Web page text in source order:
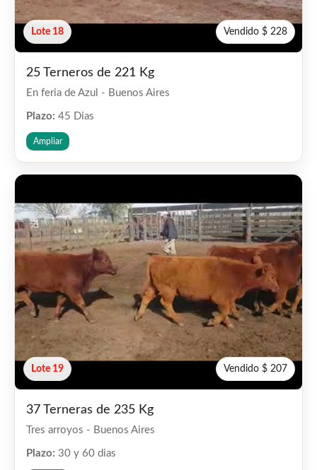
Lote 18 Vendido $ 228
25 Terneros de 221 Kg
En feria de Azul - Buenos Aires
Plazo: 45 Dias
Ampliar
Lote 19 Vendido $ 207
37 Terneras de 235 Kg
Tres arroyos - Buenos Aires
Plazo: 30 y 60 dias